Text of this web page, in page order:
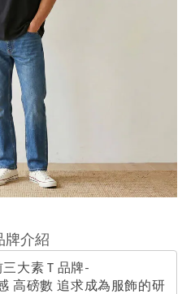
牌介紹
大素Ｔ品牌-
高磅數 追求成為服飾的研